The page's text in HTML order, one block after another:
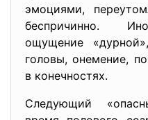
эмоциями,
беспричинно.
ощущение
головы, онемение,
в конечностях.
Следующий